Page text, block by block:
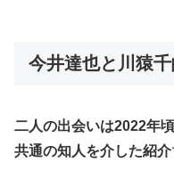
今井達也と川猿
二人の出会いは2022年頃
共通の知人を介した紹介